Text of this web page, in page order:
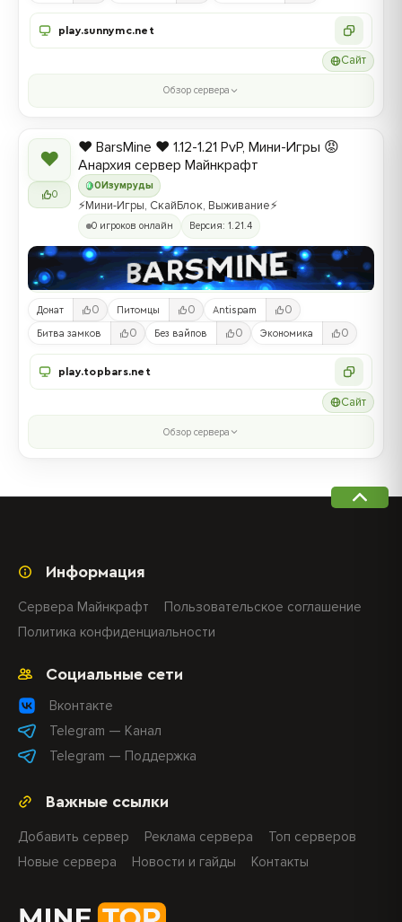
play.sunnymc.net
Сайт
Обзор сервера
❤
0
0 Изумруды
❤️ BarsMine ❤️ 1.12-1.21 PvP, Мини-Игры 😡
Анархия сервер Майнкрафт
⚡Мини-Игры, СкайБлок, Выживание⚡
0 игроков онлайн Версия: 1.21.4
Донат 0 Питомцы 0 Antispam 0
Битва замков 0 Без вайпов 0 Экономика 0
play.topbars.net
Сайт
Обзор сервера
Важные ссылки
Добавить сервер Реклама сервера
Топ серверов
Новые сервера
Новости и гайды Контакты
Социальные сети
Вконтакте
Telegram — Канал
Telegram — Поддержка
Информация
Сервера Майнкрафт
Пользовательское соглашение
Политика конфиденциальности